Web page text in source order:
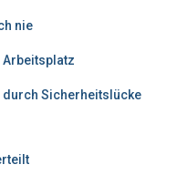
nie
durch Sicherheitslücke